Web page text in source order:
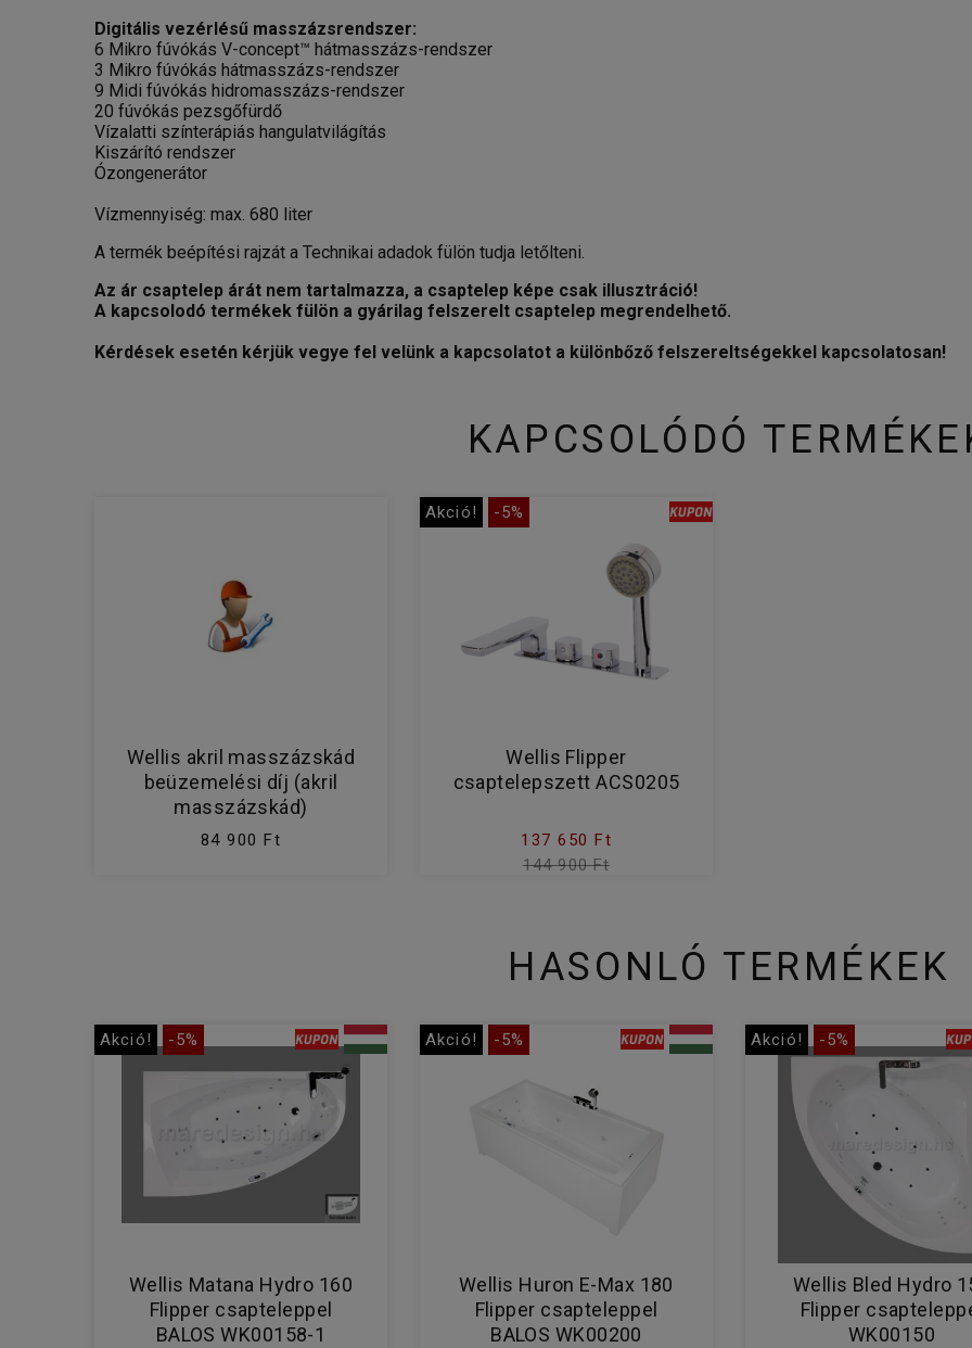
Digitális vezérlésű masszázsrendszer:
6 Mikro fúvókás V-concept™ hátmasszázs-rendszer
3 Mikro fúvókás hátmasszázs-rendszer
9 Midi fúvókás hidromasszázs-rendszer
20 fúvókás pezsgőfürdő
Vízalatti színterápiás hangulatvilágítás
Kiszárító rendszer
Ózongenerátor
Vízmennyiség: max. 680 liter
A termék beépítési rajzát a Technikai adadok fülön tudja letőlteni.
Az ár csaptelep árát nem tartalmazza, a csaptelep képe csak illusztráció!
A kapcsolodó termékek fülön a gyárilag felszerelt csaptelep megrendelhető.
Kérdések esetén kérjük vegye fel velünk a kapcsolatot a különbőző felszereltségekkel kapcsolatosan!
KAPCSOLÓDÓ
Wellis akril masszázskád
beüzemelési díj (akril
masszázskád)
84 900 Ft
Akció! -5%
Wellis Flipper
csaptelepszett ACS0205
137 650 Ft
144 900 Ft
HASONLÓ TERMÉKEK
Akció! -5%
Wellis Matana Hydro 160
Flipper csapteleppel
BALOS WK00158-1
Akció! -5%
Wellis Huron E-Max 180
Flipper csapteleppel
BALOS WK00200
Akció! -5%
Wellis Bled Hydro
Flipper
WK00150